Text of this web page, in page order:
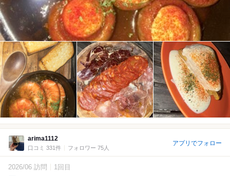
arima1112
口コミ 331件 フォロワー 75人
アプリでフォロー
2026/06 訪問 1回目